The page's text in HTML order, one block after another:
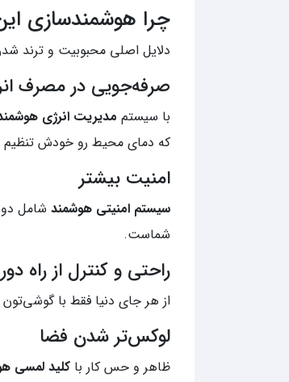
چرا هوشمندسازی
دلایل اصلی محبوبیت و ترند
صرفه‌جویی در مصرف
با سیستم مدیریت انرژی
که دمای محیط رو خودش تنظیم
امنیت بیشتر
سیستم امنیتی هوشمند شامل
شماست.
راحتی و کنترل از راه دور
از هر جای دنیا فقط با
لوکس‌تر شدن فضا
ظاهر و حس کار با کلید لمسی